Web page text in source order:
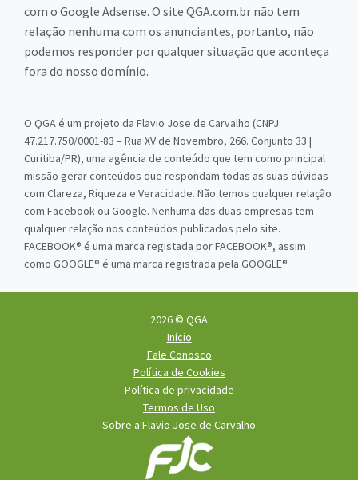
com o Google Adsense. O site QGA.com.br não tem
relação nenhuma com os anunciantes, portanto, não
podemos responder por qualquer situação que aconteça
fora do nosso domínio.
O QGA é um projeto da Flavio Jose de Carvalho (CNPJ:
47.217.750/0001-83 – Rua XV de Novembro, 266. Conjunto 33 |
Curitiba/PR), uma agência de conteúdo que tem como principal
missão gerar conteúdos que respondam todas as suas dúvidas
com Clareza, Riqueza e Veracidade. Não temos qualquer relação
com Facebook ou Google. Nenhuma das duas empresas tem
qualquer relação nos conteúdos publicados pelo site.
FACEBOOK® é uma marca registada por FACEBOOK®, assim
como GOOGLE® é uma marca registrada pela GOOGLE®
2026 © QGA
Início
Fale Conosco
Política de Cookies
Política de privacidade
Termos de Uso
Sobre a Flavio Jose de Carvalho